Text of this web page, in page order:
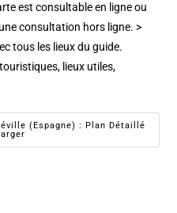
est consultable en ligne ou
consultation hors ligne. >
tous les lieux du guide.
lieux utiles,
(Espagne) : Plan Détaillé